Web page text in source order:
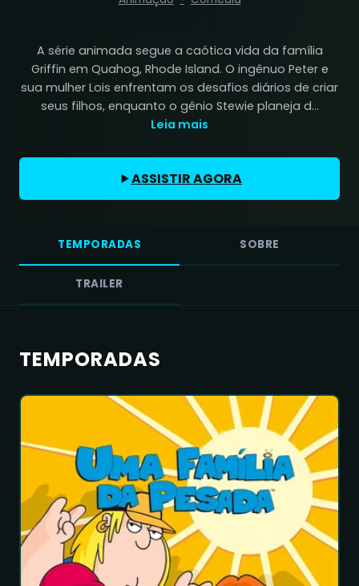
A série animada segue a caótica vida da família
Griffin em Quahog, Rhode Island. O ingênuo Peter e
sua mulher Lois enfrentam os desafios diários de criar
seus filhos, enquanto o gênio Stewie planeja d...
Leia mais
ASSISTIR AGORA
TEMPORADAS SOBRE
TRAILER
TEMPORADAS